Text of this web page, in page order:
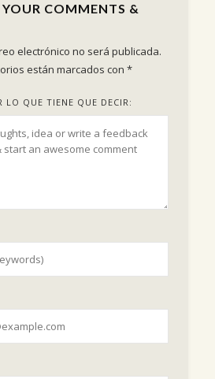
YOUR COMMENTS &
electrónico no será publicada.
están marcados con *
LO QUE TIENE QUE DECIR: